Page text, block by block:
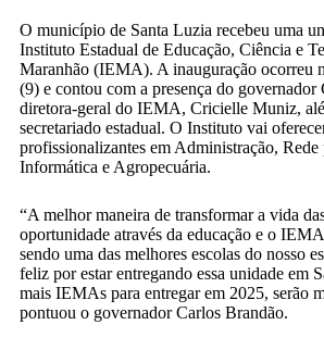
O município de Santa Luzia recebeu uma
Instituto Estadual de Educação, Ciência e
Maranhão (IEMA). A inauguração ocorreu
(9) e contou com a presença do governador
diretora-geral do IEMA, Cricielle Muniz,
secretariado estadual. O Instituto vai
profissionalizantes em Administração, Rede
Informática e Agropecuária.
“A melhor maneira de transformar a vida
oportunidade através da educação e o
sendo uma das melhores escolas do nosso
feliz por estar entregando essa unidade em
mais IEMAs para entregar em 2025, serão
pontuou o governador Carlos Brandão.